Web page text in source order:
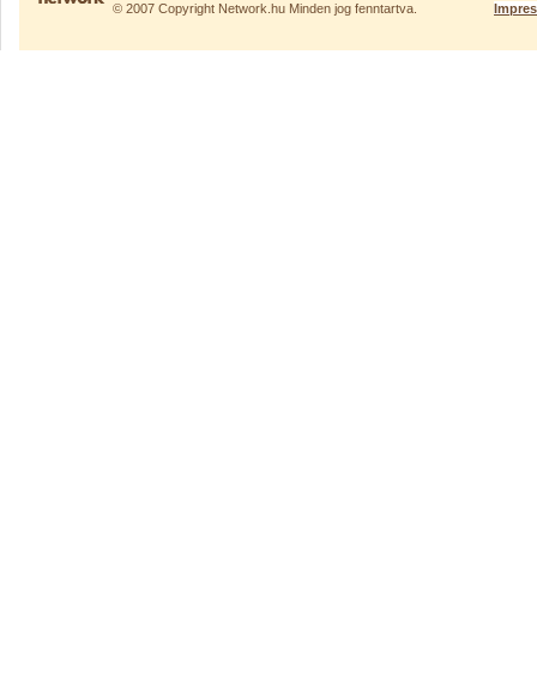
© 2007 Copyright Network.hu Minden jog fenntartva.